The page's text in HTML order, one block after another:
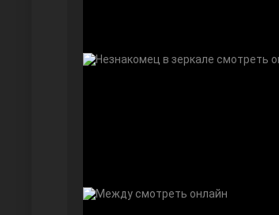
Девушка за стеклом